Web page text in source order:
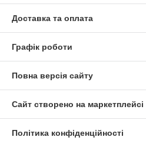
Доставка та оплата
Графік роботи
Повна версія сайту
Сайт створено на маркетплейсі
Політика конфіденційності